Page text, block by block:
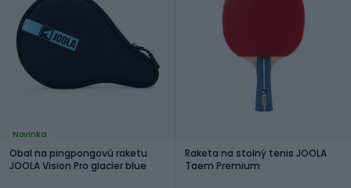
Novinka
Obal na pingpongovú raketu
JOOLA Vision Pro glacier blue
Raketa na stolný tenis JOOLA
Taem Premium